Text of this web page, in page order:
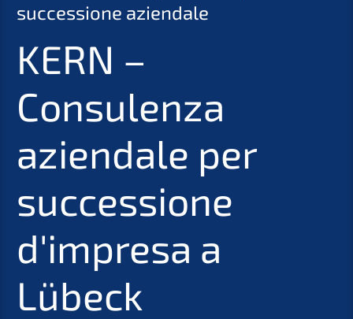
successione aziendale
KERN –
Consulenza
aziendale per
successione
d'impresa a
Lübeck